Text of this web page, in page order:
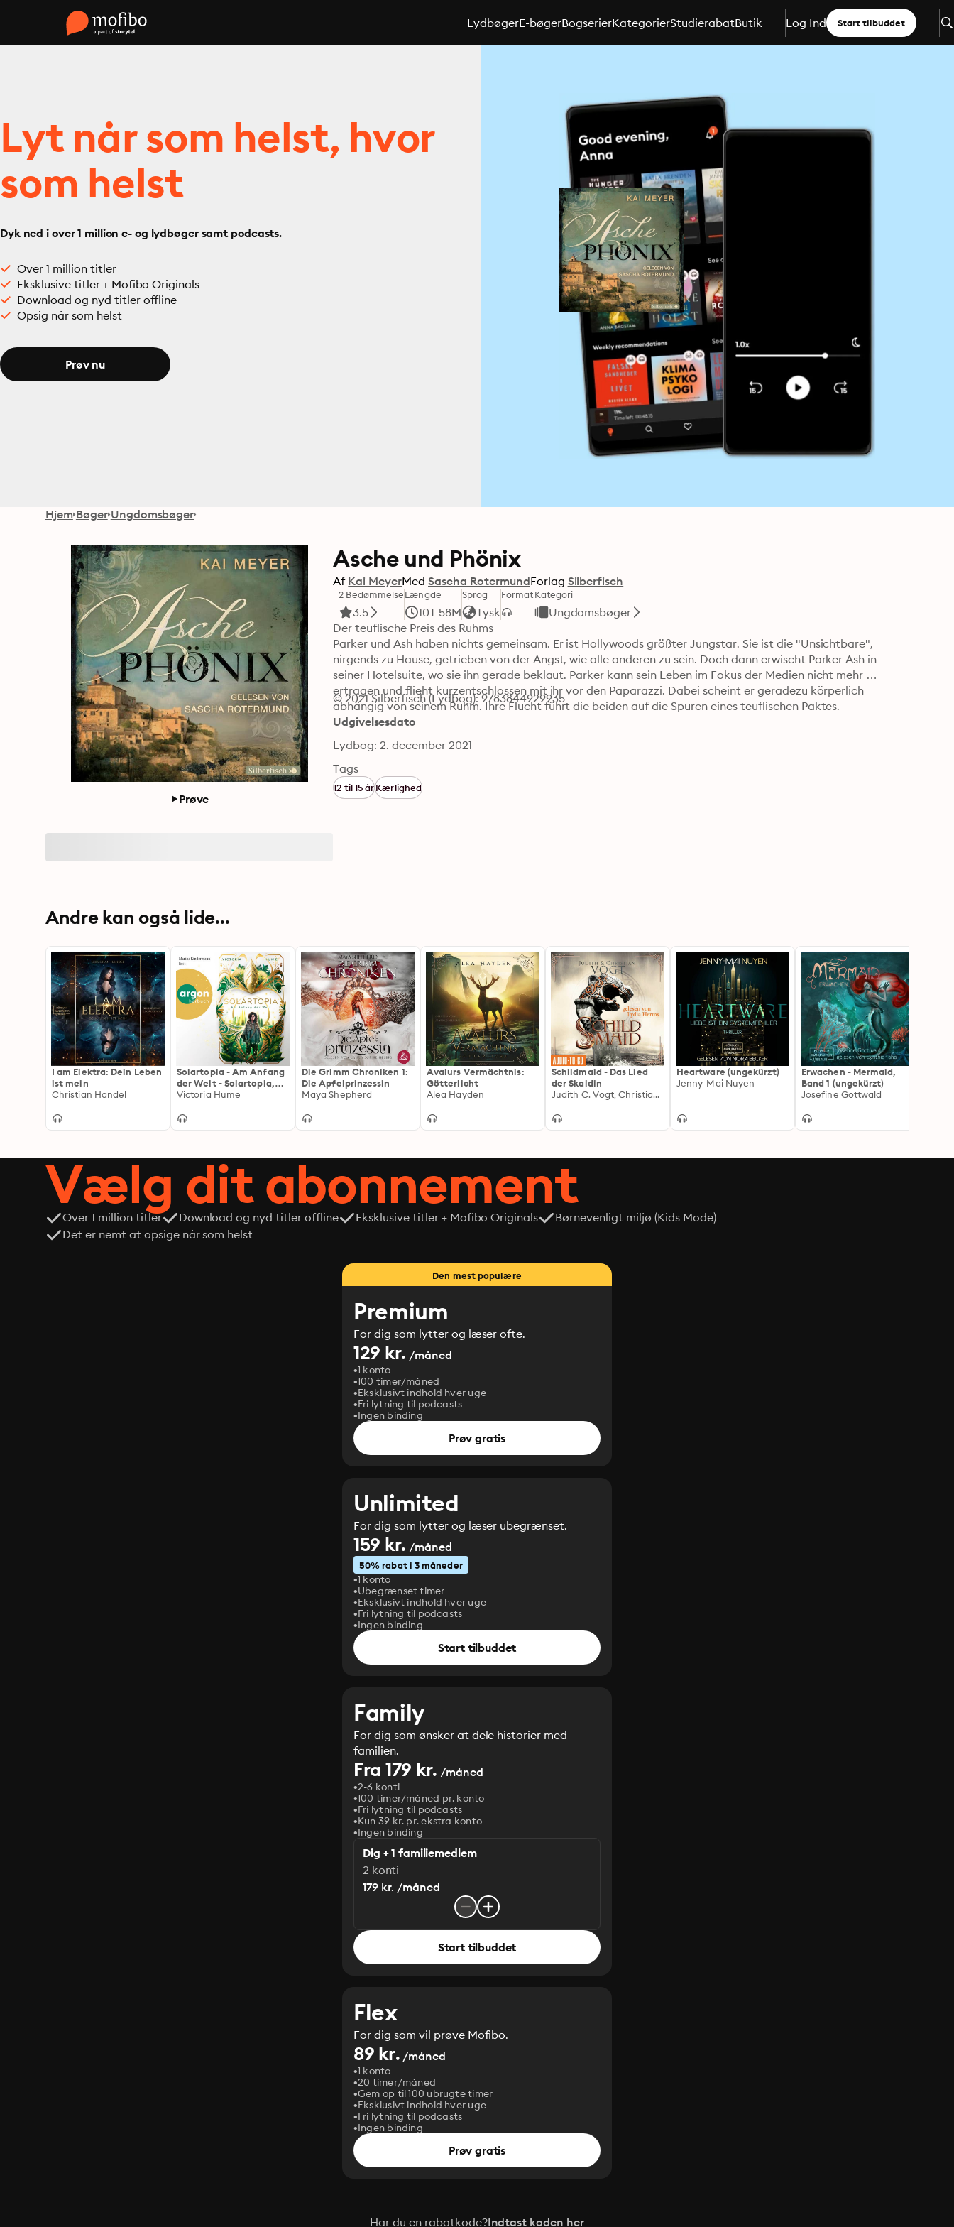
LydbøgerE-bøgerBogserierKategorierStudierabatButik Log Ind Start tilbuddet
Lyt når som helst, hvor
som helst
Dyk ned i over 1 million e- og lydbøger samt podcasts.
Over 1 million titler
Eksklusive titler + Mofibo Originals
Download og nyd titler offline
Opsig når som helst
Prøv nu
Hjem Bøger Ungdomsbøger
Prøve
Asche und Phönix
Af Kai MeyerMed Sascha RotermundForlag Silberfisch
2 Bedømmelse
3.5
Længde
10T 58M
Sprog
Tysk
FormatKategori
Ungdomsbøger
Der teuflische Preis des Ruhms
Parker und Ash haben nichts gemeinsam. Er ist Hollywoods größter Jungstar. Sie ist die "Unsichtbare",
nirgends zu Hause, getrieben von der Angst, wie alle anderen zu sein. Doch dann erwischt Parker Ash in
seiner Hotelsuite, wo sie ihn gerade beklaut. Parker kann sein Leben im Fokus der Medien nicht mehr
ertragen und flieht kurzentschlossen mit ihr vor den Paparazzi. Dabei scheint er geradezu körperlich
abhängig von seinem Ruhm. Ihre Flucht führt die beiden auf die Spuren eines teuflischen Paktes.
© 2021 Silberfisch (Lydbog): 9783844929935
Udgivelsesdato
Lydbog: 2. december 2021
Tags
12 til 15 årKærlighed
Andre kan også lide...
I am Elektra: Dein Leben
ist mein
Christian Handel
Solartopia - Am Anfang
der Welt - Solartopia,
Band 1 (Ungekürzte
Victoria Hume
Die Grimm Chroniken 1:
Die Apfelprinzessin
Maya Shepherd
Avalurs Vermächtnis:
Götterlicht
Alea Hayden
Schildmaid - Das Lied
der Skaldin
Judith C. Vogt, Christian Vogt
Heartware (ungekürzt)
Jenny-Mai Nuyen
Erwachen - Mermaid,
Band 1 (ungekürzt)
Josefine Gottwald
Vælg dit abonnement
Over 1 million titler Download og nyd titler offline Eksklusive titler + Mofibo Originals
Børnevenligt miljø (Kids Mode)
Det er nemt at opsige når som helst
Den mest populære
Premium
For dig som lytter og læser ofte.
129 kr. /måned
1 konto
100 timer/måned
Eksklusivt indhold hver uge
Fri lytning til podcasts
Ingen binding
Prøv gratis
Unlimited
For dig som lytter og læser ubegrænset.
159 kr. /måned
50% rabat i 3 måneder
1 konto
Ubegrænset timer
Eksklusivt indhold hver uge
Fri lytning til podcasts
Ingen binding
Start tilbuddet
Family
For dig som ønsker at dele historier med
familien.
Fra 179 kr. /måned
2-6 konti
100 timer/måned pr. konto
Fri lytning til podcasts
Kun 39 kr. pr. ekstra konto
Ingen binding
Dig + 1 familiemedlem
2 konti
179 kr. /måned
Start tilbuddet
Flex
For dig som vil prøve Mofibo.
89 kr. /måned
1 konto
20 timer/måned
Gem op til 100 ubrugte timer
Eksklusivt indhold hver uge
Fri lytning til podcasts
Ingen binding
Prøv gratis
Har du en rabatkode?Indtast koden her